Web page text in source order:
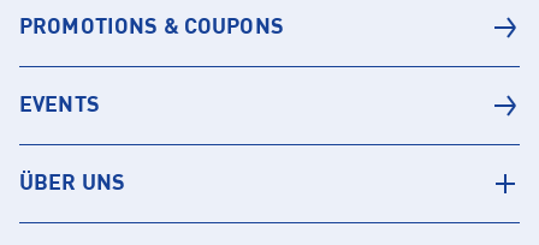
PROMOTIONS & COUPONS
EVENTS
ÜBER UNS